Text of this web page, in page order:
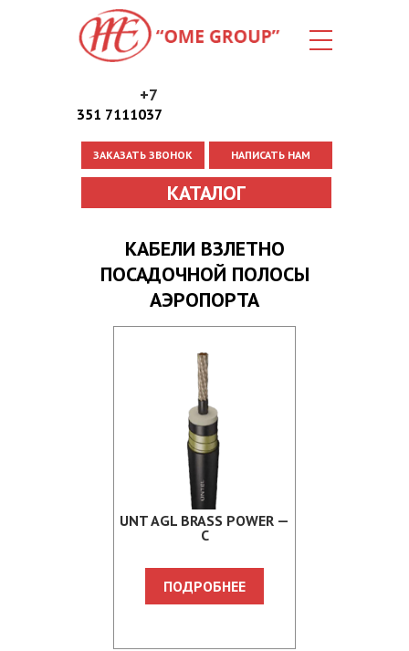
+7
351 7111037
ЗАКАЗАТЬ ЗВОНОК НАПИСАТЬ НАМ
Вы здесь КАТАЛОГ
КАБЕЛИ ВЗЛЕТНО
ПОСАДОЧНОЙ ПОЛОСЫ
АЭРОПОРТА
UNT AGL BRASS POWER —
C
ПОДРОБНЕЕ